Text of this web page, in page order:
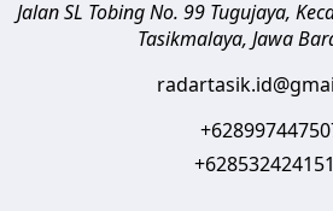
Jalan SL Tobing No. 99 Tugujaya,
Tasikmalaya, Jawa